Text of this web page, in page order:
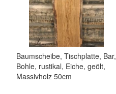
Baumscheibe, Tischplatte, Bar,
Bohle, rustikal, Eiche, geölt,
Massivholz 50cm